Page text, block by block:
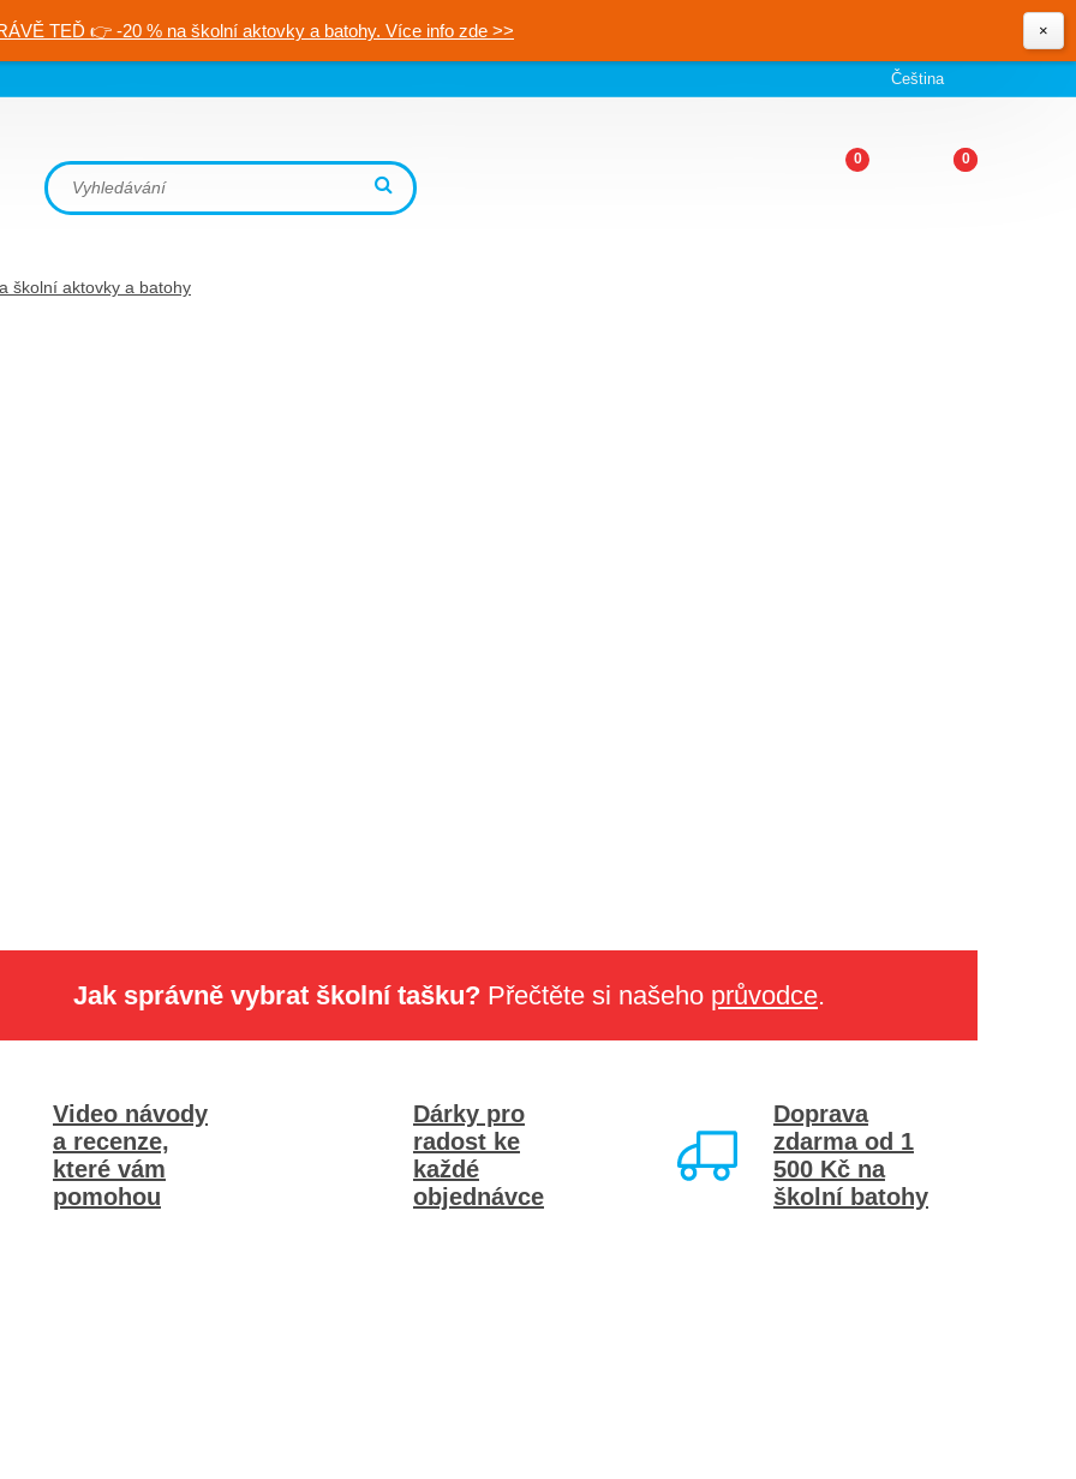
TEĎ 👉 -20 % na školní aktovky a batohy. Více info zde >> ×
Čeština
0 0
Jak správně vybrat školní tašku? Přečtěte si našeho průvodce.
Video návody
a recenze,
které vám
pomohou
Dárky pro
radost ke
každé
objednávce
Doprava
zdarma od 1
500 Kč na
školní batohy